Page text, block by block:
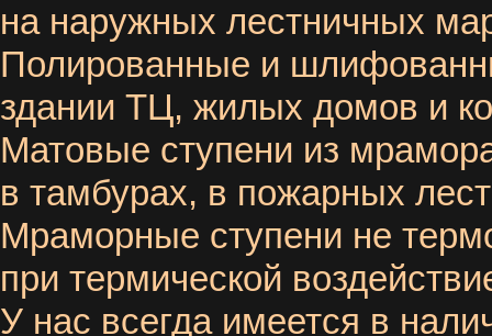
на наружных лестничных
Полированные и
здании ТЦ, жилых домов и
Матовые ступени из
в тамбурах, в пожарных
Мраморные ступени не
при термической
У нас всегда имеется в